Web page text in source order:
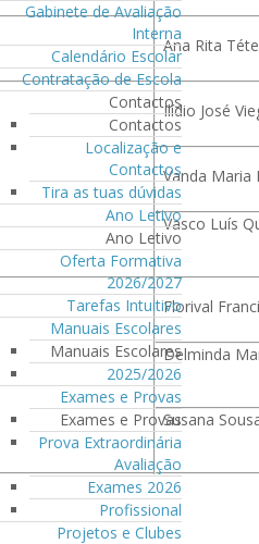
Gabinete de Avaliação
Interna
Calendário Escolar
Contratação de Escola
Contactos
Contactos
Localização e
Contactos
Tira as tuas dúvidas
Ano Letivo
Ano Letivo
Oferta Formativa
2026/2027
Tarefas Intuitivo
Manuais Escolares
Manuais Escolares
2025/2026
Exames e Provas
Exames e Provas
Prova Extraordinária
Avaliação
Exames 2026
Profissional
Projetos e Clubes
Ana Rita
Ilídio José
Vanda Maria
Vasco Luís
Florival
Delminda
Susana